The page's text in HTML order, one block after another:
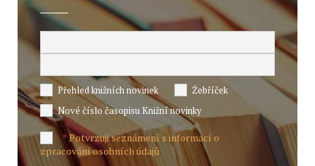
Přehled knižních novinek
Žebříček
Nové číslo časopisu Knižní novinky
*Potvrzuji seznámení s informací o
zpracování osobních údajů